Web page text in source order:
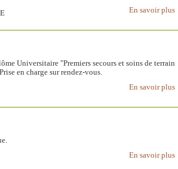
En savoir plus
Universitaire "Premiers secours et soins de terrain
en charge sur rendez-vous.
En savoir plus
En savoir plus